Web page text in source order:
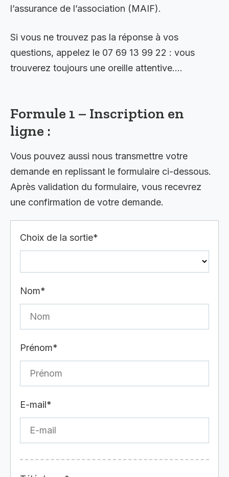
l’assurance de l’association (MAIF).
Si vous ne trouvez pas la réponse à vos
questions, appelez le 07 69 13 99 22 : vous
trouverez toujours une oreille attentive….
Formule 1 – Inscription en
ligne :
Vous pouvez aussi nous transmettre votre
demande en replissant le formulaire ci-dessous.
Après validation du formulaire, vous recevrez
une confirmation de votre demande.
Choix de la sortie*
Nom*
Prénom*
E-mail*